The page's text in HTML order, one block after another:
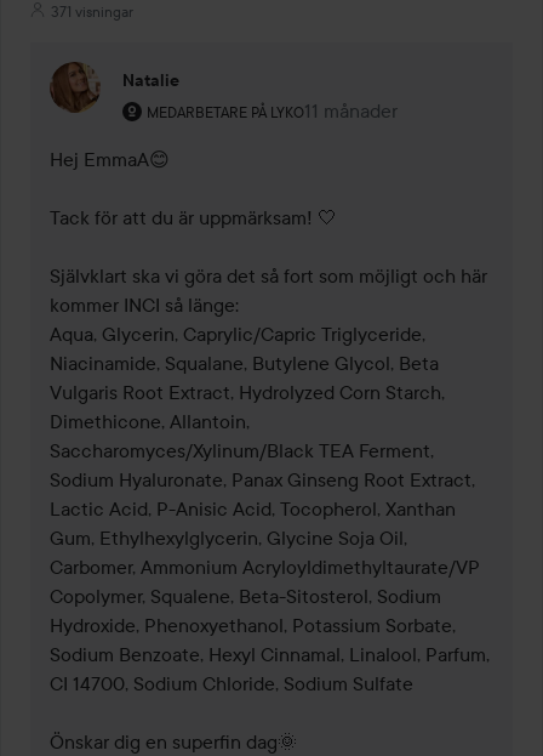
371 visningar
Natalie
MEDARBETARE PÅ LYKO
Användarens roll: Medarbetare på Lyko.
11 månader
Kommentaren lades 11
Hej EmmaA😊
Tack för att du är uppmärksam! 🤍
Självklart ska vi göra det så fort som möjligt och här
kommer INCI så länge:
Aqua, Glycerin, Caprylic/Capric Triglyceride,
Niacinamide, Squalane, Butylene Glycol, Beta
Vulgaris Root Extract, Hydrolyzed Corn Starch,
Dimethicone, Allantoin,
Saccharomyces/Xylinum/Black TEA Ferment,
Sodium Hyaluronate, Panax Ginseng Root Extract,
Lactic Acid, P-Anisic Acid, Tocopherol, Xanthan
Gum, Ethylhexylglycerin, Glycine Soja Oil,
Carbomer, Ammonium Acryloyldimethyltaurate/VP
Copolymer, Squalene, Beta-Sitosterol, Sodium
Hydroxide, Phenoxyethanol, Potassium Sorbate,
Sodium Benzoate, Hexyl Cinnamal, Linalool, Parfum,
CI 14700, Sodium Chloride, Sodium Sulfate
Önskar dig en superfin dag🌞